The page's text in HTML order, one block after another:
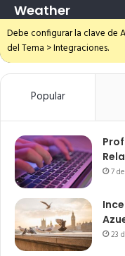
Weather
Debe configurar la clave de
del Tema > Integraciones.
Popular
7
23